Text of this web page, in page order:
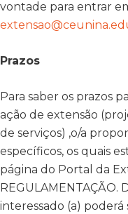
vontade para entrar
Prazos
Para saber os prazos
ação de extensão
de serviços) ,o/a
específicos, os quais
página do Portal da
interessado (a)